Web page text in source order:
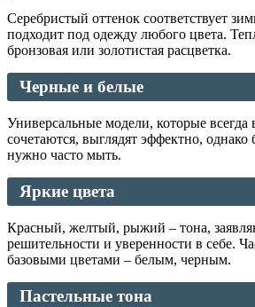
Серебристый оттенок соответствует
подходит под одежду любого цвета.
бронзовая или золотистая расцветка.
Черные и белые
Универсальные модели, которые всегда
сочетаются, выглядят эффектно, однако
нужно часто мыть.
Яркие цвета
Красный, желтый, рыжий – тона,
решительности и уверенности в себе.
базовыми цветами – белым, черным.
Пастельные тона